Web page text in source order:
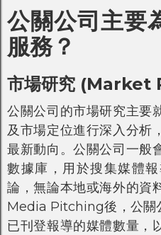
公關公司主要
服務？
市場研究 (Market
公關公司的市場研究主要
及市場定位進行深入分析
最新動向。公關公司一般
數據庫，用於搜集媒體
論，無論本地或海外的資
Media Pitching後，公關
已刊登報導的媒體數量，